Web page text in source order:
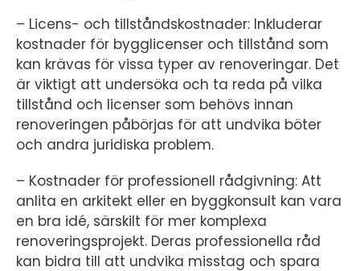
– Licens- och tillståndskostnader: Inkluderar
kostnader för bygglicenser och tillstånd som
kan krävas för vissa typer av renoveringar. Det
är viktigt att undersöka och ta reda på vilka
tillstånd och licenser som behövs innan
renoveringen påbörjas för att undvika böter
och andra juridiska problem.
– Kostnader för professionell rådgivning: Att
anlita en arkitekt eller en byggkonsult kan vara
en bra idé, särskilt för mer komplexa
renoveringsprojekt. Deras professionella råd
kan bidra till att undvika misstag och spara